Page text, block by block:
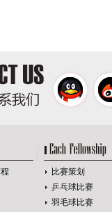
比赛策划
乒乓球比赛
羽毛球比赛